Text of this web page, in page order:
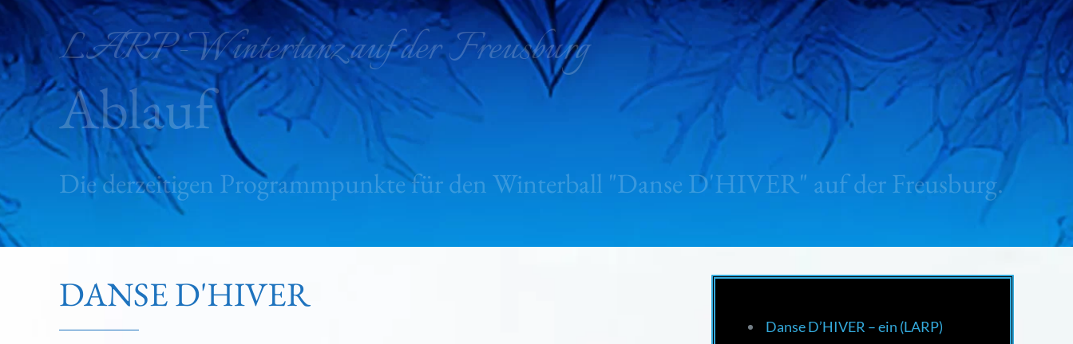
LARP-Wintertanz auf der Freusburg
Ablauf
Die derzeitigen Programmpunkte für den Winterball "Danse D'HIVER" auf der Freusburg.
DANSE D'HIVER
Danse D’HIVER – ein (LARP)